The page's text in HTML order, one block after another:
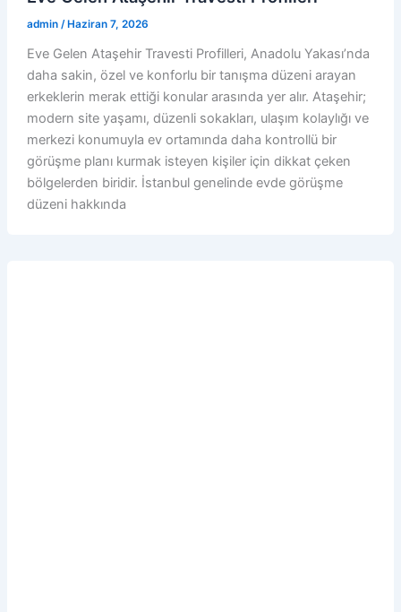
admin / Haziran 7, 2026
Eve Gelen Ataşehir Travesti Profilleri, Anadolu Yakası’nda
daha sakin, özel ve konforlu bir tanışma düzeni arayan
erkeklerin merak ettiği konular arasında yer alır. Ataşehir;
modern site yaşamı, düzenli sokakları, ulaşım kolaylığı ve
merkezi konumuyla ev ortamında daha kontrollü bir
görüşme planı kurmak isteyen kişiler için dikkat çeken
bölgelerden biridir. İstanbul genelinde evde görüşme
düzeni hakkında